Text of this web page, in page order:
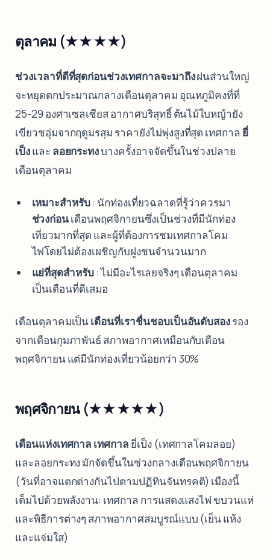
ตุลาคม (★★★★)
ช่วงเวลาที่ดีที่สุดก่อนช่วงเทศกาลจะมาถึงฝนส่วนใหญ่
จะหยุดตกประมาณกลางเดือนตุลาคม อุณหภูมิคงที่ที่
25-29 องศาเซลเซียส อากาศบริสุทธิ์ ต้นไม้ใบหญ้ายัง
เขียวชอุ่มจากฤดูมรสุม ราคายังไม่พุ่งสูงที่สุด เทศกาล ยี่
เป็งและ ลอยกระทงบางครั้งอาจจัดขึ้นในช่วงปลาย
เดือนตุลาคม
เหมาะสำหรับ: นักท่องเที่ยวฉลาดที่รู้ว่าควรมา
ช่วงก่อนเดือนพฤศจิกายนซึ่งเป็นช่วงที่มีนักท่อง
เที่ยวมากที่สุด และผู้ที่ต้องการชมเทศกาลโคม
ไฟโดยไม่ต้องเผชิญกับฝูงชนจำนวนมาก
แย่ที่สุดสำหรับ: ไม่มีอะไรเลยจริงๆ เดือนตุลาคม
เป็นเดือนที่ดีเสมอ
เดือนตุลาคมเป็นเดือนที่เราชื่นชอบเป็นอันดับสองรอง
จากเดือนกุมภาพันธ์ สภาพอากาศเหมือนกับเดือน
พฤศจิกายน แต่มีนักท่องเที่ยวน้อยกว่า 30%
พฤศจิกายน (★★★★★)
เดือนแห่งเทศกาล เทศกาลยี่เป็ง (เทศกาลโคมลอย)
และลอยกระทง มักจัดขึ้นในช่วงกลางเดือนพฤศจิกายน
(วันที่อาจแตกต่างกันไปตามปฏิทินจันทรคติ) เมืองนี้
เต็มไปด้วยพลังงาน: เทศกาล การแสดงแสงไฟ ขบวนแห่
และพิธีการต่างๆ สภาพอากาศสมบูรณ์แบบ (เย็น แห้ง
และแจ่มใส)